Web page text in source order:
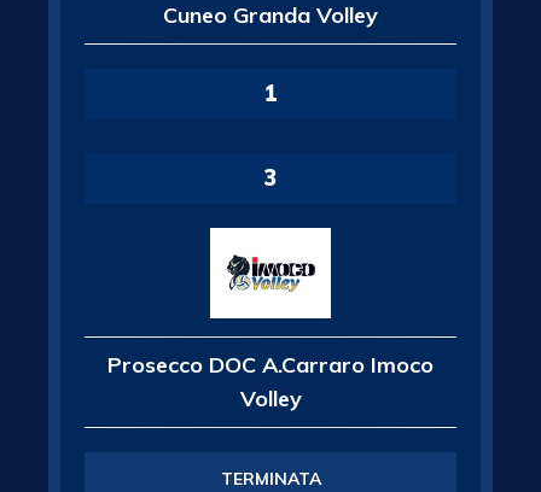
Cuneo Granda Volley
1
3
Prosecco DOC A.Carraro Imoco
Volley
TERMINATA